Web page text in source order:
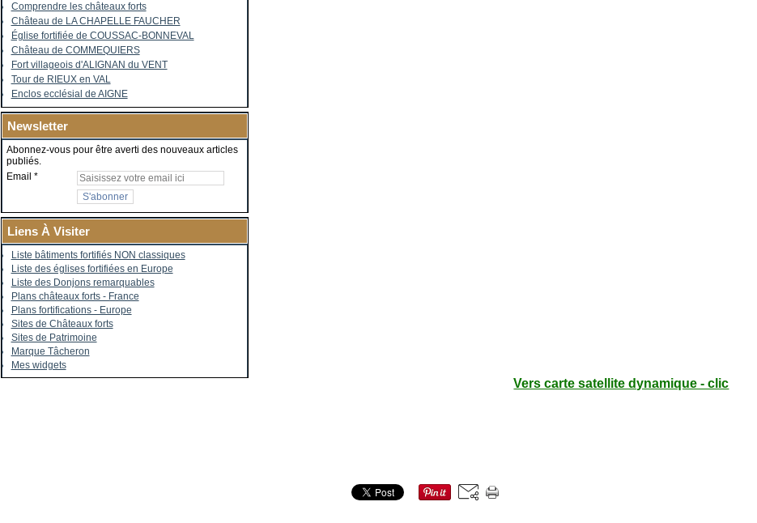
Comprendre les châteaux forts
Château de LA CHAPELLE FAUCHER
Église fortifiée de COUSSAC-BONNEVAL
Château de COMMEQUIERS
Fort villageois d'ALIGNAN du VENT
Tour de RIEUX en VAL
Enclos ecclésial de AIGNE
Newsletter
Abonnez-vous pour être averti des nouveaux articles
publiés.
Email
Liens À Visiter
Liste bâtiments fortifiés NON classiques
Liste des églises fortifiées en Europe
Liste des Donjons remarquables
Plans châteaux forts - France
Plans fortifications - Europe
Sites de Châteaux forts
Sites de Patrimoine
Marque Tâcheron
Mes widgets
Vers carte satellite dynamique - clic